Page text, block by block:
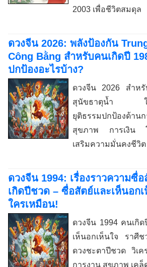
2003 เพื่อชีวิตสมดุล
ดวงจีน 2026: พลังป้องกัน
Công Bằng สำหรับคนเกิดปี
ปกป้องอะไรบ้าง?
ดวงจีน 2026 สำห
สุนัขธาตุน้ำ ใน
ยุติธรรมปกป้องด้า
สุขภาพ การเงิน โ
เสริมความมั่นคงชีวิต
ดวงจีน 1994: เรื่องราวความซื่
เกิดปีชวด – ซื่อสัตย์และเห็นอก
ใครเหมือน!
ดวงจีน 1994 คนเกิ
เห็นอกเห็นใจ ราศี
ดวงชะตาปีชวด วิเ
การงาน สุขภาพ เคล็